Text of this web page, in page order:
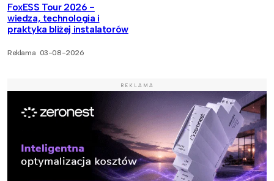
FoxESS Tour 2026 -
wiedza, technologia i
praktyka bliżej instalatorów
Reklama 03-08-2026
REKLAMA